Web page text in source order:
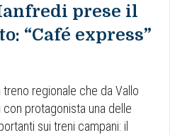
prese il
“Café express”
regionale che da Vallo
con protagonista una delle
sui treni campani: il